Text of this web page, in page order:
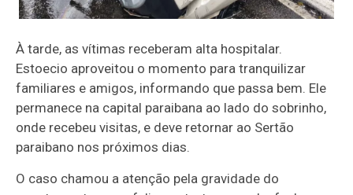
À tarde, as vítimas receberam alta hospitalar.
Estoecio aproveitou o momento para tranquilizar
familiares e amigos, informando que passa bem. Ele
permanece na capital paraibana ao lado do sobrinho,
onde recebeu visitas, e deve retornar ao Sertão
paraibano nos próximos dias.
O caso chamou a atenção pela gravidade do